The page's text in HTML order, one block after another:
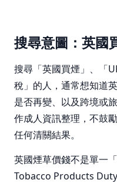
搜尋意圖：英國
搜尋「英國買煙」、「
稅」的人，通常想知道
是否再變、以及跨境或
作成人資訊整理，不鼓
任何清關結果。
英國煙草價錢不是單一
Tobacco Products Duty